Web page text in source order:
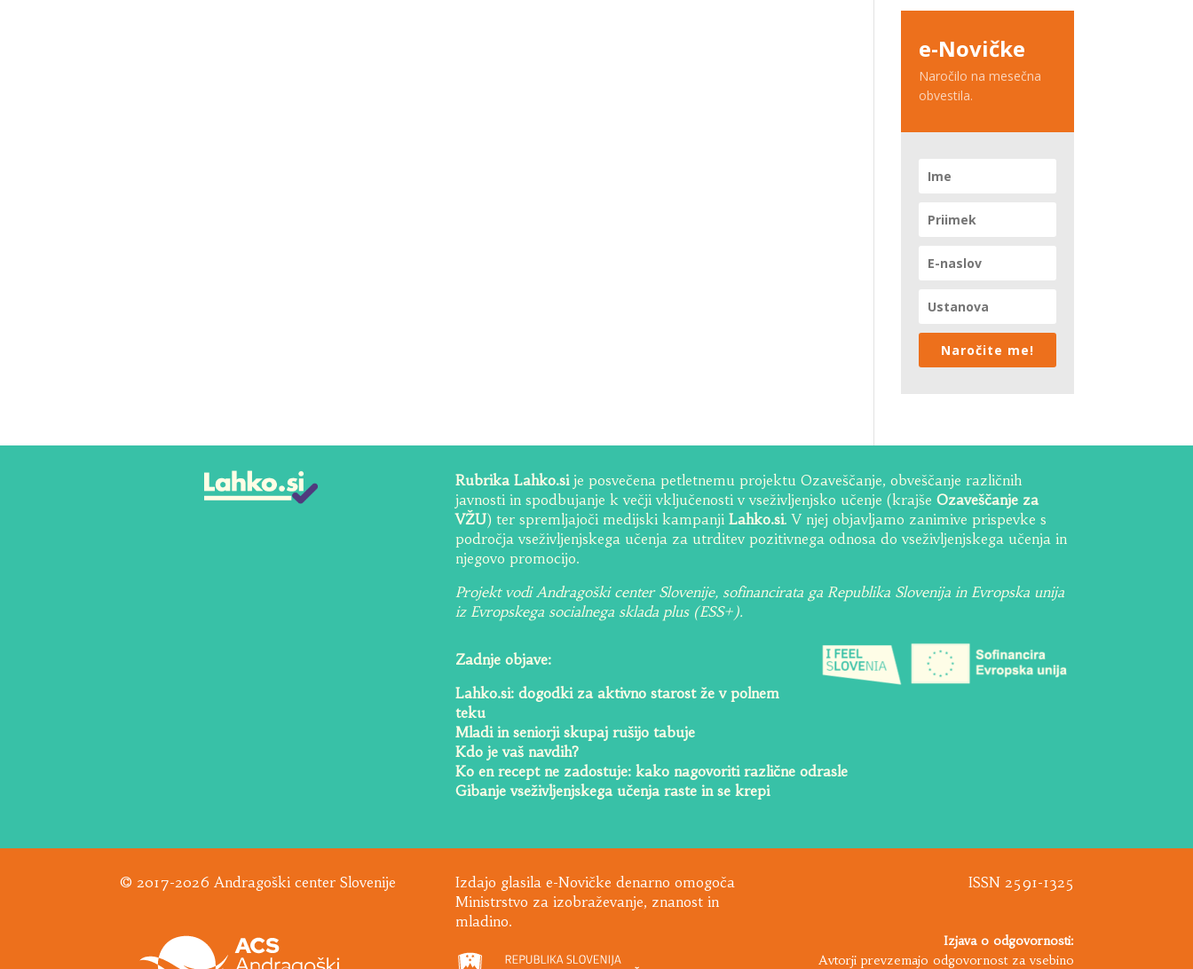
e-Novičke
Naročilo na mesečna
obvestila.
Naročite me!
Rubrika Lahko.sije posvečena petletnemu projektu Ozaveščanje, obveščanje različnih
javnosti in spodbujanje k večji vključenosti v vseživljenjsko učenje (krajše Ozaveščanje za
VŽU) ter spremljajoči medijski kampanji Lahko.si. V njej objavljamo zanimive prispevke s
področja vseživljenjskega učenja za utrditev pozitivnega odnosa do vseživljenjskega učenja in
njegovo promocijo.
Projekt vodi Andragoški center Slovenije, sofinancirata ga Republika Slovenija in Evropska unija
iz Evropskega socialnega sklada plus (ESS+).
Zadnje objave:
Lahko.si: dogodki za aktivno starost že v polnem
teku
Mladi in seniorji skupaj rušijo tabuje
Kdo je vaš navdih?
Ko en recept ne zadostuje: kako nagovoriti različne odrasle
Gibanje vseživljenjskega učenja raste in se krepi
© 2017-2026 Andragoški center Slovenije
Izdajo glasila e-Novičke denarno omogoča
Ministrstvo za izobraževanje, znanost in
mladino.
ISSN 2591-1325
Izjava o odgovornosti:
Avtorji prevzemajo odgovornost za vsebino